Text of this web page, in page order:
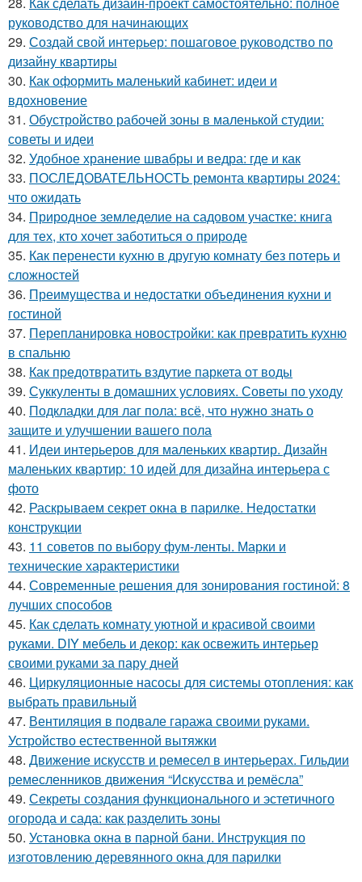
руководство для начинающих
29. Создай свой интерьер: пошаговое руководство по
дизайну квартиры
30. Как оформить маленький кабинет: идеи и
вдохновение
31. Обустройство рабочей зоны в маленькой студии:
советы и идеи
32. Удобное хранение швабры и ведра: где и как
33. ПОСЛЕДОВАТЕЛЬНОСТЬ ремонта квартиры 2024:
что ожидать
34. Природное земледелие на садовом участке: книга
для тех, кто хочет заботиться о природе
35. Как перенести кухню в другую комнату без потерь и
сложностей
36. Преимущества и недостатки объединения кухни и
гостиной
37. Перепланировка новостройки: как превратить кухню
в спальню
38. Как предотвратить вздутие паркета от воды
39. Суккуленты в домашних условиях. Советы по уходу
40. Подкладки для лаг пола: всё, что нужно знать о
защите и улучшении вашего пола
41. Идеи интерьеров для маленьких квартир. Дизайн
маленьких квартир: 10 идей для дизайна интерьера с
фото
42. Раскрываем секрет окна в парилке. Недостатки
конструкции
43. 11 советов по выбору фум-ленты. Марки и
технические характеристики
44. Современные решения для зонирования гостиной: 8
лучших способов
45. Как сделать комнату уютной и красивой своими
руками. DIY мебель и декор: как освежить интерьер
своими руками за пару дней
46. Циркуляционные насосы для системы отопления: как
выбрать правильный
47. Вентиляция в подвале гаража своими руками.
Устройство естественной вытяжки
48. Движение искусств и ремесел в интерьерах. Гильдии
ремесленников движения “Искусства и ремёсла”
49. Секреты создания функционального и эстетичного
огорода и сада: как разделить зоны
50. Установка окна в парной бани. Инструкция по
изготовлению деревянного окна для парилки